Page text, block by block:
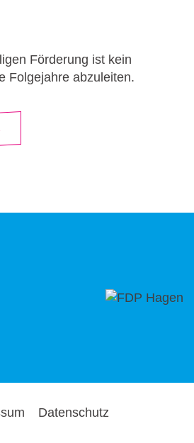
Förderung ist kein
Folgejahre abzuleiten.
Datenschutz